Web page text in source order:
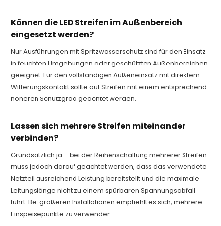
Können die LED Streifen im Außenbereich
eingesetzt werden?
Nur Ausführungen mit Spritzwasserschutz sind für den Einsatz
in feuchten Umgebungen oder geschützten Außenbereichen
geeignet. Für den vollständigen Außeneinsatz mit direktem
Witterungskontakt sollte auf Streifen mit einem entsprechend
höheren Schutzgrad geachtet werden.
Lassen sich mehrere Streifen miteinander
verbinden?
Grundsätzlich ja – bei der Reihenschaltung mehrerer Streifen
muss jedoch darauf geachtet werden, dass das verwendete
Netzteil ausreichend Leistung bereitstellt und die maximale
Leitungslänge nicht zu einem spürbaren Spannungsabfall
führt. Bei größeren Installationen empfiehlt es sich, mehrere
Einspeisepunkte zu verwenden.